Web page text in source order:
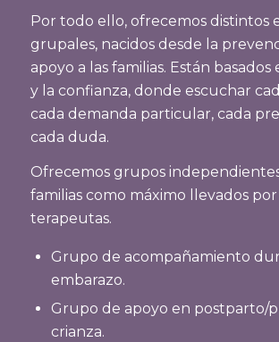
Por todo ello, ofrecemos distintos
grupales, nacidos desde la
apoyo a las familias. Están
y la confianza, donde escuchar
cada demanda particular, cada
cada duda.
Ofrecemos grupos
familias como máximo llevados por
terapeutas.
Grupo de acompañamiento
embarazo.
Grupo de apoyo en postparto/
crianza.